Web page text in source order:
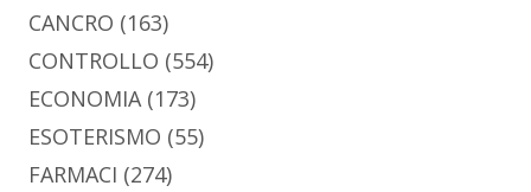
CANCRO (163)
CONTROLLO (554)
ECONOMIA (173)
ESOTERISMO (55)
FARMACI (274)